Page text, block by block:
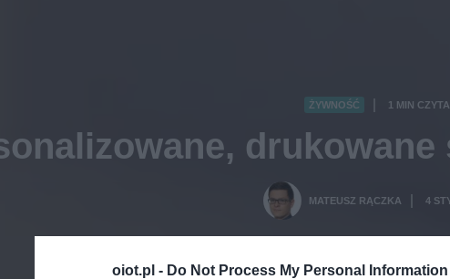
oiot.pl - Do Not Process My Personal Information
ŻYWNOŚĆ 1 MIN
MATEUSZ RĄCZKA 4